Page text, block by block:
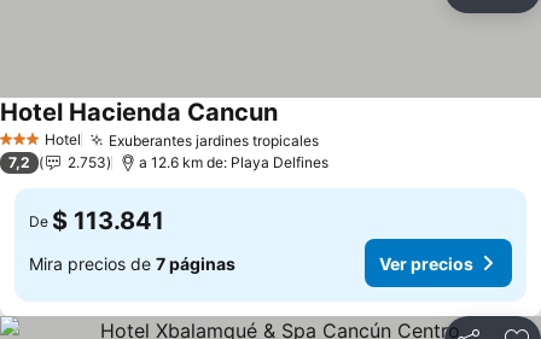
3 Estrellas
Hotel Exuberantes jardines tropicalesVer precios
Hotel Hacienda CancunVer precios
7,2 2.753 a 12.6 km de: Playa Delfines
De $ 113.841
Mira precios de 7 páginas Ver precios